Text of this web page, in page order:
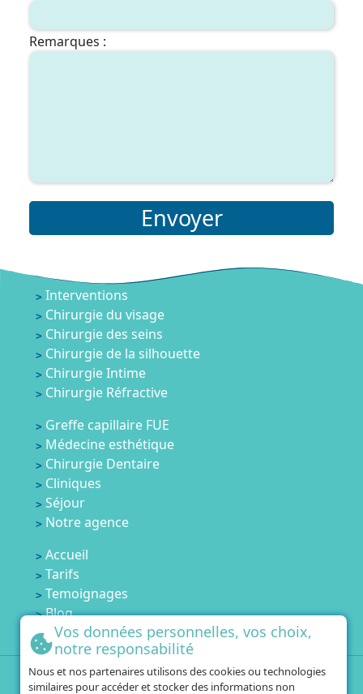
Remarques :
Envoyer
Interventions
Chirurgie du visage
Chirurgie des seins
Chirurgie de la silhouette
Chirurgie Intime
Chirurgie Réfractive
Greffe capillaire FUE
Médecine esthétique
Chirurgie Dentaire
Cliniques
Séjour
Notre agence
Accueil
Tarifs
Temoignages
Blog
Contactez-nous
+33 1 84 80 60 67
Vos données personnelles, vos choix,
notre responsabilité
Nous et nos partenaires utilisons des cookies ou technologies
similaires pour accéder et stocker des informations non